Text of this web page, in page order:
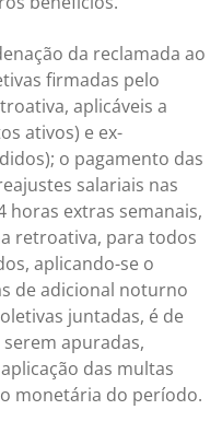
da reclamada ao
firmadas pelo
aplicáveis a
ativos) e ex-
o pagamento das
salariais nas
horas extras semanais,
retroativa, para todos
aplicando-se o
de adicional noturno
juntadas, é de
apuradas,
das multas
monetária do período.